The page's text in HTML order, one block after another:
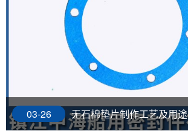
03-26 无石棉垫片制作工艺及用途